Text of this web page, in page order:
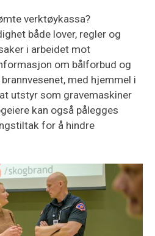
verktøykassa?
både lover, regler og
i arbeidet mot
om bålforbud og
med hjemmel i
utstyr som gravemaskiner
kan også pålegges
for å hindre